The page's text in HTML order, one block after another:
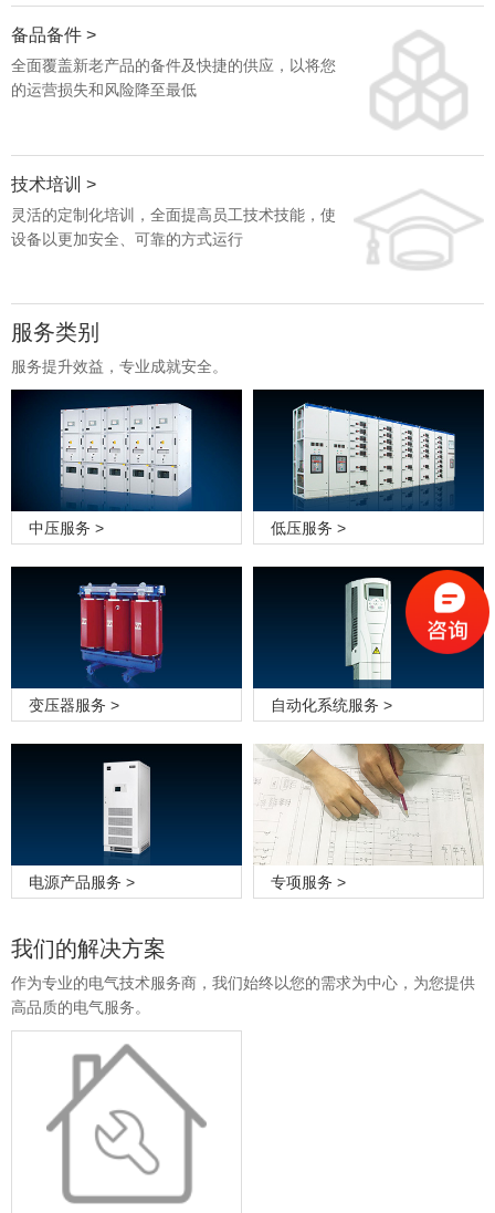
备品备件 >
全面覆盖新老产品的备件及快捷的供应，以将您
的运营损失和风险降至最低
技术培训 >
灵活的定制化培训，全面提高员工技术技能，使
设备以更加安全、可靠的方式运行
服务类别
服务提升效益，专业成就安全。
中压服务 > 低压服务 >
变压器服务 > 自动化系统服务 >
电源产品服务 > 专项服务 >
我们的解决方案
作为专业的电气技术服务商，我们始终以您的需求为中心，为您提供
高品质的电气服务。